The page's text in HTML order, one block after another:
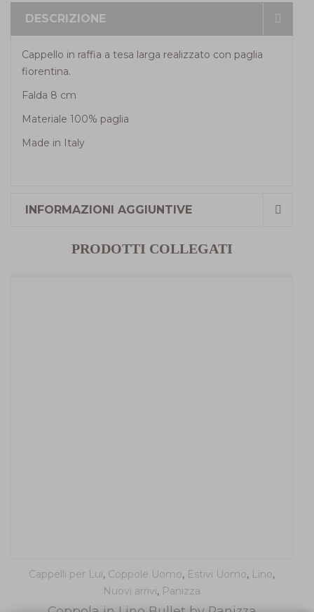
DESCRIZIONE
Cappello in raffia a tesa larga realizzato con paglia
fiorentina.
Falda 8 cm
Materiale 100% paglia
Made in Italy
INFORMAZIONI AGGIUNTIVE
PRODOTTI COLLEGATI
Cappelli per Lui, Coppole Uomo, Estivi Uomo, Lino,
Nuovi arrivi, Panizza